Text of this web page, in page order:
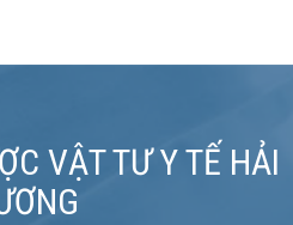
VẬT TƯ Y TẾ HẢI